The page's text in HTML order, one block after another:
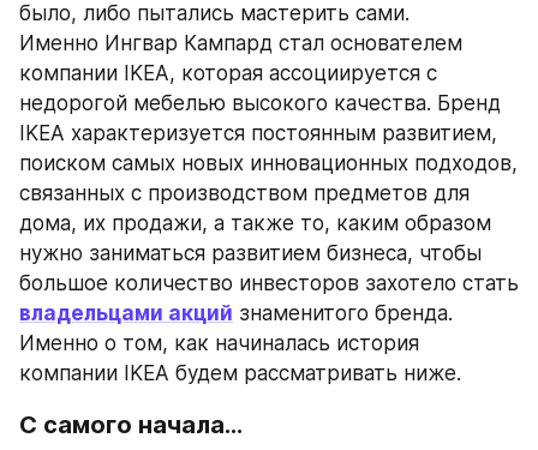
было, либо пытались мастерить сами.
Именно Ингвар Кампард стал основателем
компании IKEA, которая ассоциируется с
недорогой мебелью высокого качества. Бренд
IKEA характеризуется постоянным развитием,
поиском самых новых инновационных подходов,
связанных с производством предметов для
дома, их продажи, а также то, каким образом
нужно заниматься развитием бизнеса, чтобы
владельцами акций знаменитого бренда.
Именно о том, как начиналась история
компании IKEA будем рассматривать ниже.
С самого начала...